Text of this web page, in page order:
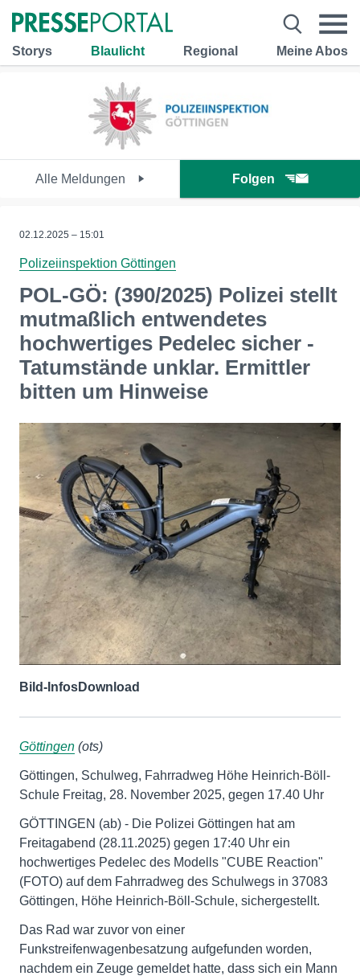
Storys Blaulicht Regional Meine Abos
Alle Meldungen Folgen
02.12.2025 – 15:01
Polizeiinspektion Göttingen
POL-GÖ: (390/2025) Polizei stellt
mutmaßlich entwendetes
hochwertiges Pedelec sicher -
Tatumstände unklar. Ermittler
bitten um Hinweise
Bild-InfosDownload
Göttingen (ots)
Göttingen, Schulweg, Fahrradweg Höhe Heinrich-Böll-
Schule Freitag, 28. November 2025, gegen 17.40 Uhr
GÖTTINGEN (ab) - Die Polizei Göttingen hat am
Freitagabend (28.11.2025) gegen 17:40 Uhr ein
hochwertiges Pedelec des Modells "CUBE Reaction"
(FOTO) auf dem Fahrradweg des Schulwegs in 37083
Göttingen, Höhe Heinrich-Böll-Schule, sichergestellt.
Das Rad war zuvor von einer
Funkstreifenwagenbesatzung aufgefunden worden,
nachdem ein Zeuge gemeldet hatte, dass sich ein Mann